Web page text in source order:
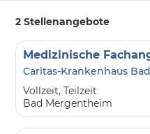
2 Stellenangebote
Vollzeit, Teilzeit
Bad Mergentheim